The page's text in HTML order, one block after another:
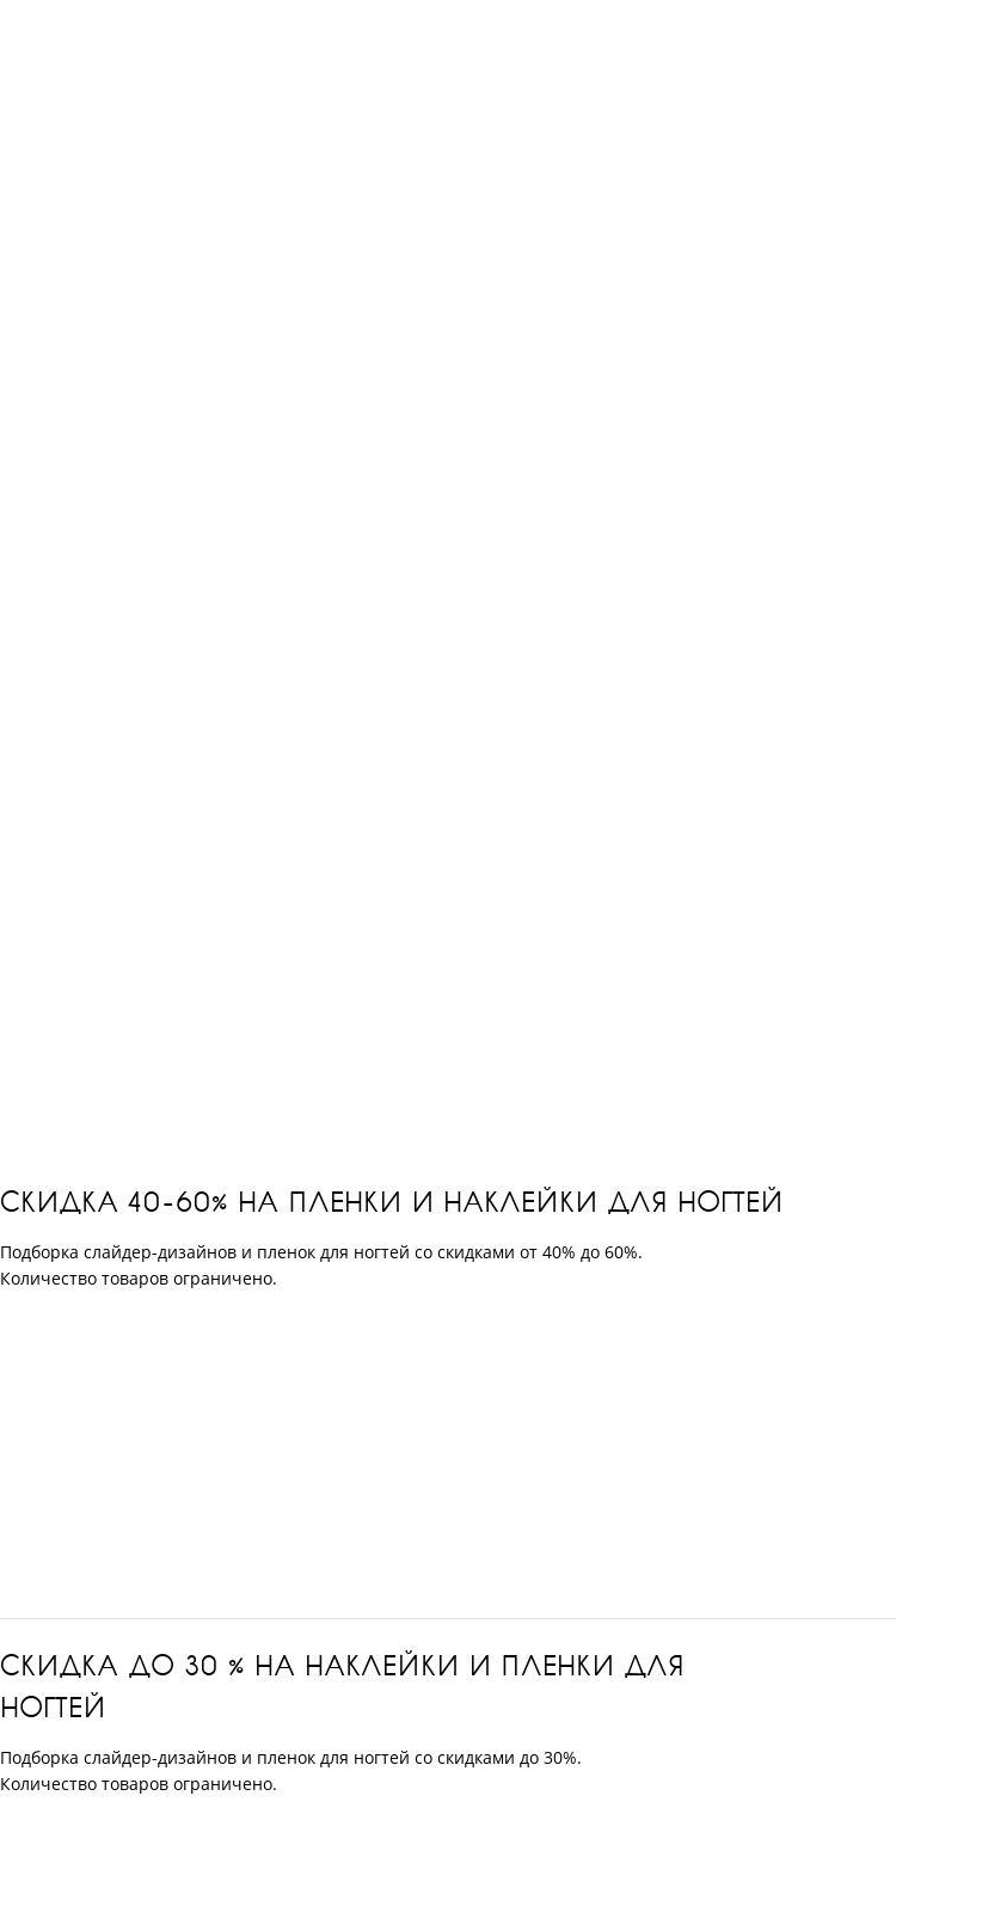
СКИДКА 40-60% НА ПЛЕНКИ И НАКЛЕЙКИ ДЛЯ НОГТЕЙ
Подборка слайдер-дизайнов и пленок для ногтей со скидками от 40% до 60%.
Количество товаров ограничено.
СКИДКА ДО 30 % НА НАКЛЕЙКИ И ПЛЕНКИ ДЛЯ
НОГТЕЙ
Подборка слайдер-дизайнов и пленок для ногтей со скидками до 30%.
Количество товаров ограничено.